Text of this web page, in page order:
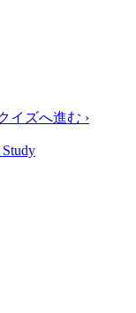
イズへ進む ›